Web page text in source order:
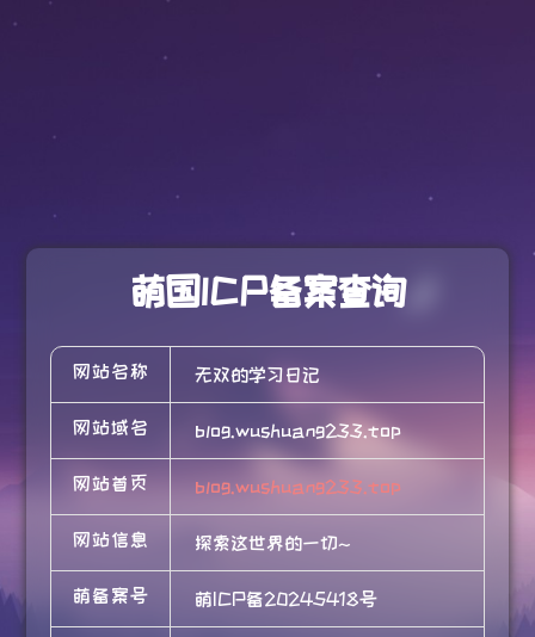
萌国ICP备案查询
网站名称 无双的学习日记
网站域名 blog.wushuang233.top
网站首页 blog.wushuang233.top
网站信息 探索这世界的一切~
萌备案号 萌ICP备20245418号